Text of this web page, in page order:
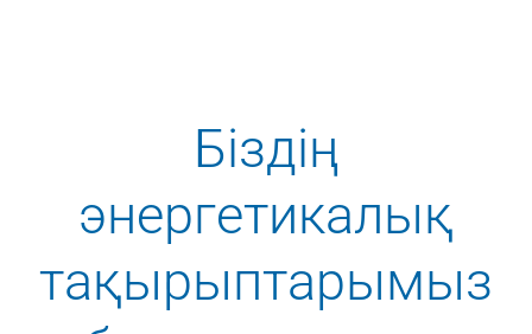
Біздің
энергетикалық
тақырыптарымыз